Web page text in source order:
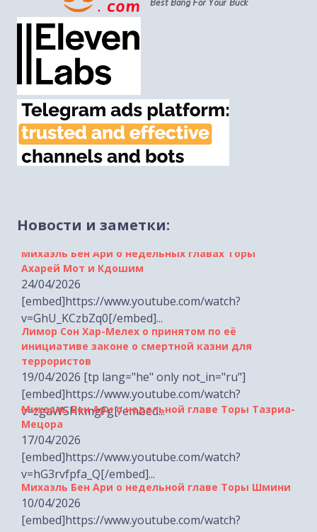
Новости и заметки:
Михаэль Бен Ари о недельных главах Торы
24/04/2026
[embed]https://www.youtube.com/watch?
v=GhU_KCzbZq0[/embed]...
Лимор Сон Хар-Мелех о принятом по её
инициативе законе о смертной казни для
террористов
19/04/2026 [tp lang="he" only not_in="ru"]
[embed]https://www.youtube.com/watch?
v=zgaWSHkmgFg[/embed...
Михаэль Бен Ари о недельной главе Торы Тазриа-
Мецора
17/04/2026
[embed]https://www.youtube.com/watch?
v=hG3rvfpfa_Q[/embed]...
Михаэль Бен Ари о недельной главе Торы Шмини
10/04/2026
[embed]https://www.youtube.com/watch?
v=A7xGRwB-Zvo[/embed]...